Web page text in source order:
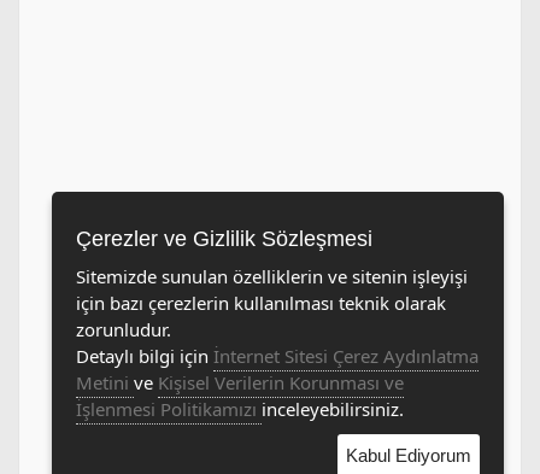
Çerezler ve Gizlilik Sözleşmesi
Sitemizde sunulan özelliklerin ve sitenin işleyişi
için bazı çerezlerin kullanılması teknik olarak
zorunludur.
Detaylı bilgi için İnternet Sitesi Çerez Aydınlatma
Metini ve Kişisel Verilerin Korunması ve
İşlenmesi Politikamızı inceleyebilirsiniz.
Kabul Ediyorum